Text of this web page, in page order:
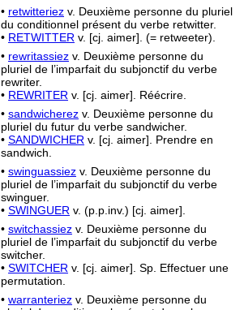
• retwitteriez v. Deuxième personne du pluriel
du conditionnel présent du verbe retwitter.
• RETWITTER v. [cj. aimer]. (= retweeter).
• rewritassiez v. Deuxième personne du
pluriel de l’imparfait du subjonctif du verbe
rewriter.
• REWRITER v. [cj. aimer]. Réécrire.
• sandwicherez v. Deuxième personne du
pluriel du futur du verbe sandwicher.
• SANDWICHER v. [cj. aimer]. Prendre en
sandwich.
• swinguassiez v. Deuxième personne du
pluriel de l’imparfait du subjonctif du verbe
swinguer.
• SWINGUER v. (p.p.inv.) [cj. aimer].
• switchassiez v. Deuxième personne du
pluriel de l’imparfait du subjonctif du verbe
switcher.
• SWITCHER v. [cj. aimer]. Sp. Effectuer une
permutation.
• warranteriez v. Deuxième personne du